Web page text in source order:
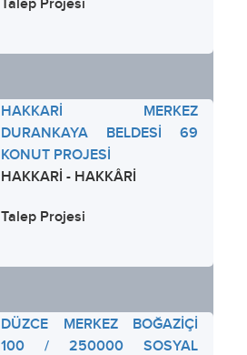
Talep Projesi
HAKKARİ MERKEZ
DURANKAYA BELDESİ 69
KONUT PROJESİ
HAKKARİ - HAKKÂRİ
Talep Projesi
DÜZCE MERKEZ BOĞAZİÇİ
100 / 250000 SOSYAL